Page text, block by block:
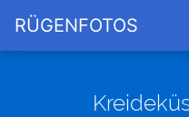
RÜGENFOTOS